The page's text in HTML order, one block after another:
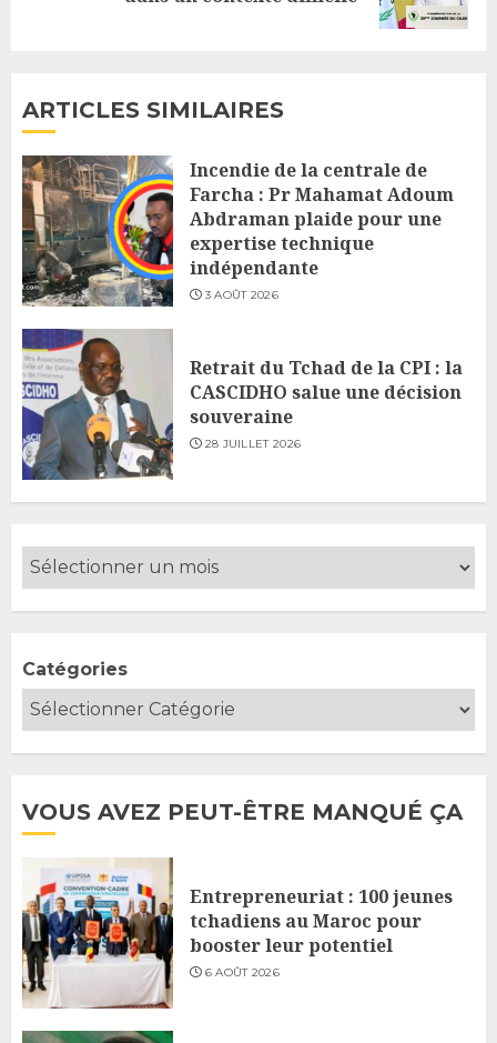
ARTICLES SIMILAIRES
Incendie de la centrale de
Farcha : Pr Mahamat Adoum
Abdraman plaide pour une
expertise technique
indépendante
3 AOÛT 2026
Retrait du Tchad de la CPI : la
CASCIDHO salue une décision
souveraine
28 JUILLET 2026
Catégories
VOUS AVEZ PEUT-ÊTRE MANQUÉ ÇA
Entrepreneuriat : 100 jeunes
tchadiens au Maroc pour
booster leur potentiel
6 AOÛT 2026